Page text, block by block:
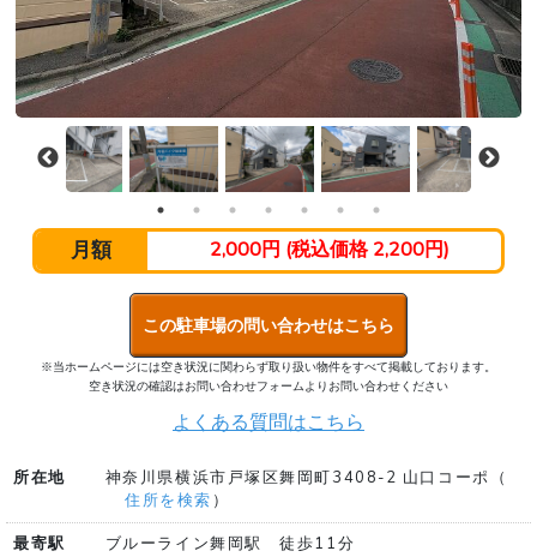
月額 2,000円 (税込価格 2,200円)
この駐車場の問い合わせはこちら
※当ホームページには空き状況に関わらず取り扱い物件をすべて掲載しております。
空き状況の確認はお問い合わせフォームよりお問い合わせください
よくある質問はこちら
所在地
神奈川県横浜市戸塚区舞岡町3408-2 山口コーポ（
住所を検索 ）
最寄駅
ブルーライン舞岡駅 徒歩11分